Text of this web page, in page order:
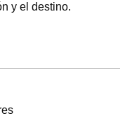
y el destino.